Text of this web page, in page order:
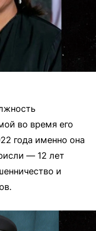
во время его
года именно она
— 12 лет
и